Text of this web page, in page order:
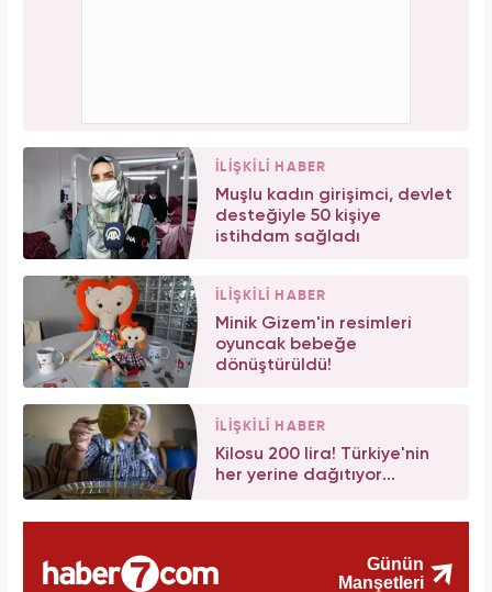
İLİŞKİLİ HABER
Muşlu kadın girişimci, devlet
desteğiyle 50 kişiye
istihdam sağladı
İLİŞKİLİ HABER
Minik Gizem'in resimleri
oyuncak bebeğe
dönüştürüldü!
İLİŞKİLİ HABER
Kilosu 200 lira! Türkiye'nin
her yerine dağıtıyor...